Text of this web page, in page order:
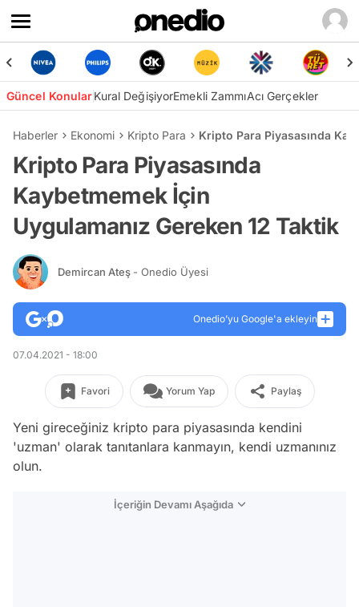
Güncel KonularKural DeğişiyorEmekli ZammıAcı Gerçekler
Haberler Ekonomi Kripto Para Kripto Para Piyasasında
Kripto Para Piyasasında
Kaybetmemek İçin
Uygulamanız Gereken 12 Taktik
Demircan Ateş - Onedio Üyesi
Onedio’yu Google'a ekleyin
07.04.2021 - 18:00
Favori Yorum Yap Paylaş
Yeni gireceğiniz kripto para piyasasında kendini
'uzman' olarak tanıtanlara kanmayın, kendi uzmanınız
olun.
İçeriğin Devamı Aşağıda